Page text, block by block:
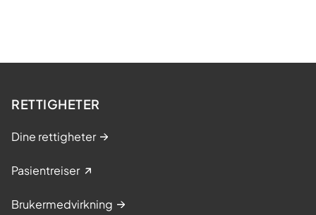
RETTIGHETER
Dine rettigheter
Pasientreiser
Brukermedvirkning